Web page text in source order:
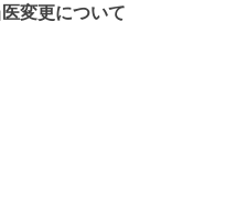
変更について